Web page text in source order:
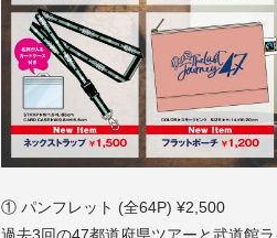
① パンフレット (全64P) ¥2,500